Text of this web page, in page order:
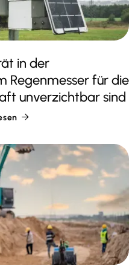
in der
Regenmesser für die
unverzichtbar sind
